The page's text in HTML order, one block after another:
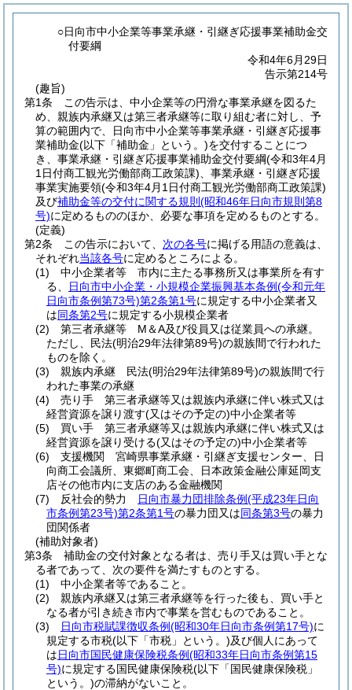
○日向市中小企業等事業承継・引継ぎ応援事業補助金交
付要綱
令和4年6月29日
告示第214号
(趣旨)
第1条
この告示は、中小企業等の円滑な事業承継を図るた
め、親族内承継又は第三者承継等に取り組む者に対し、予
算の範囲内で、日向市中小企業等事業承継・引継ぎ応援事
業補助金(以下「補助金」という。)を交付することにつ
き、事業承継・引継ぎ応援事業補助金交付要綱(令和3年4月
1日付商工観光労働部商工政策課) 、事業承継・引継ぎ応援
事業実施要領(令和3年4月1日付商工観光労働部商工政策課)
及び補助金等の交付に関する規則 (昭和46年日向市規則第8
号)に定めるもののほか、必要な事項を定めるものとする。
(定義)
第2条
この告示において、 次の各号に掲げる用語の意義は、
それぞれ当該各号に定めるところによる。
(1)
中小企業者等 市内に主たる事務所又は事業所を有す
る、
日向市中小企業・小規模企業振興基本条例(令和元年
日向市条例第73号)第2条第1号に規定する中小企業者又
は同条第2号に規定する小規模企業者
(2)
第三者承継等 M＆A及び役員又は従業員への承継。
ただし、民法(明治29年法律第89号)の親族間で行われた
ものを除く。
(3)
親族内承継 民法(明治29年法律第89号)の親族間で行
われた事業の承継
(4)
売り手 第三者承継等又は親族内承継に伴い株式又は
経営資源を譲り渡す(又はその予定の)中小企業者等
(5)
買い手 第三者承継等又は親族内承継に伴い株式又は
経営資源を譲り受ける(又はその予定の)中小企業者等
(6)
支援機関 宮崎県事業承継・引継ぎ支援センター、日
向商工会議所、東郷町商工会、日本政策金融公庫延岡支
店その他市内に支店のある金融機関
(7)
反社会的勢力 日向市暴力団排除条例(平成23年日向
市条例第23号)第2条第1号の暴力団又は同条第3号の暴力
団関係者
(補助対象者)
第3条
補助金の交付対象となる者は、売り手又は買い手とな
る者であって、次の要件を満たすものとする。
(1)
中小企業者等であること。
(2)
親族内承継又は第三者承継等を行った後も、買い手と
なる者が引き続き市内で事業を営むものであること。
(3)
日向市税賦課徴収条例(昭和30年日向市条例第17号)に
規定する市税(以下「市税」という。)及び個人にあって
は日向市国民健康保険税条例(昭和33年日向市条例第15
号)に規定する国民健康保険税(以下「国民健康保険税」
という。)の滞納がないこと。